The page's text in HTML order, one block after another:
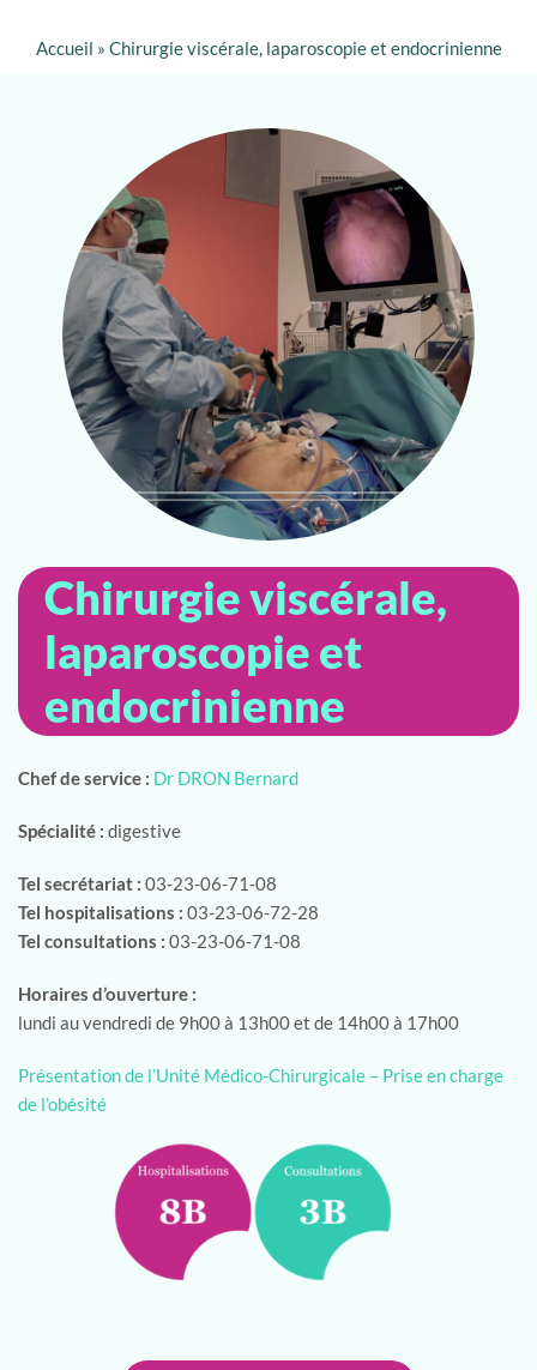
Accueil » Chirurgie viscérale, laparoscopie et endocrinienne
Chirurgie viscérale,
laparoscopie et
endocrinienne
Chef de service : Dr DRON Bernard
Spécialité : digestive
Tel secrétariat : 03-23-06-71-08
Tel hospitalisations : 03-23-06-72-28
Tel consultations : 03-23-06-71-08
Horaires d’ouverture :
lundi au vendredi de 9h00 à 13h00 et de 14h00 à 17h00
Présentation de l’Unité Médico-Chirurgicale – Prise en charge
de l’obésité